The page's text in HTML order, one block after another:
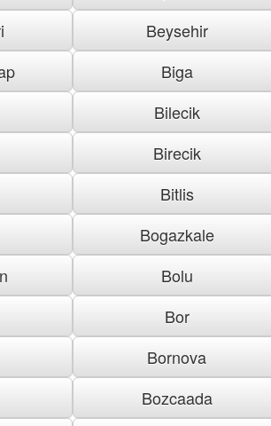
Beysehir
Biga
Bilecik
Birecik
Bitlis
Bogazkale
Bolu
Bor
Bornova
Bozcaada